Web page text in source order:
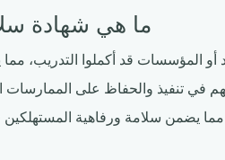
ما هي شهادة
أو المؤسسات قد أكملوا التدريب،
في تنفيذ والحفاظ على الممارسات